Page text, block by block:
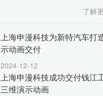
了解
上海申漫科技为新特汽车打
示动画交付
2024-12-12
上海申漫科技成功交付钱江
三维演示动画